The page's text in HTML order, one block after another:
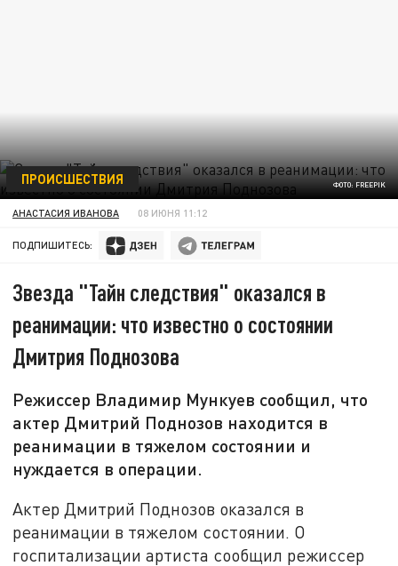
ФОТО: FREEPIK
ПРОИСШЕСТВИЯ
АНАСТАСИЯ ИВАНОВА 08 ИЮНЯ 11:12
ПОДПИШИТЕСЬ:
Звезда "Тайн следствия" оказался в
реанимации: что известно о состоянии
Дмитрия Поднозова
Режиссер Владимир Мункуев сообщил, что
актер Дмитрий Поднозов находится в
реанимации в тяжелом состоянии и
нуждается в операции.
Актер Дмитрий Поднозов оказался в
реанимации в тяжелом состоянии. О
госпитализации артиста сообщил режиссер